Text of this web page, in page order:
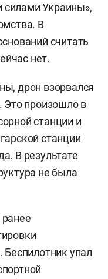
Украины»,
В
считать
нет.
дрон взорвался
Это произошло в
станции и
станции
В результате
не была
Беспилотник упал